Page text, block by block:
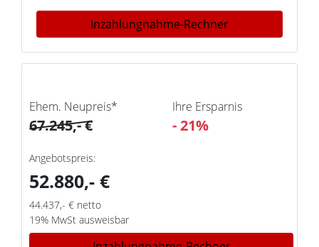
Inzahlungnahme-Rechner
Ehem. Neupreis*
67.245,- €
Ihre Ersparnis
- 21%
Angebotspreis:
52.880,- €
44.437,- € netto
19% MwSt ausweisbar